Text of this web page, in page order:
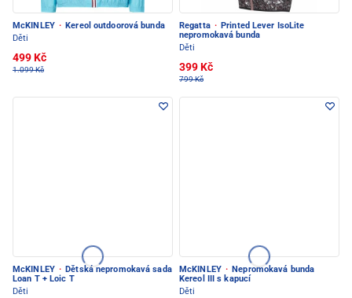
McKINLEY · Kereol outdoorová bunda
Děti
499 Kč
1.099 Kč
Regatta · Printed Lever IsoLite
nepromokavá bunda
Děti
399 Kč
799 Kč
McKINLEY · Dětská nepromokavá sada
Loan T + Loic T
Děti
McKINLEY · Nepromokavá bunda
Kereol III s kapucí
Děti